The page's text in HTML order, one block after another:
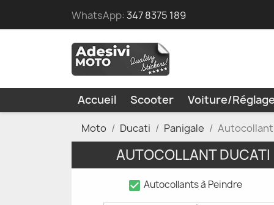
WhatsApp:347 8375 189
Accueil Scooter Voiture/
Moto Ducati Panigale
AUTOCOLLANT
check_box Autocollants à Peindre